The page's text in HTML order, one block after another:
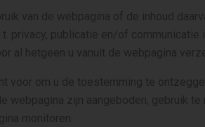
van de webpagina of de inhoud
privacy, publicatie en/of
al hetgeen u vanuit de webpagina
voor om u de toestemming te
zijn aangeboden, gebruik te
monitoren.